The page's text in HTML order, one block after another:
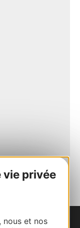
vie privée
nous et nos